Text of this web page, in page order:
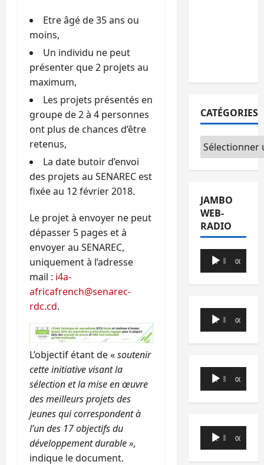
Etre âgé de 35 ans ou
moins,
Un individu ne peut
présenter que 2 projets au
maximum,
Les projets présentés en
groupe de 2 à 4 personnes
ont plus de chances d’être
retenus,
La date butoir d’envoi
des projets au SENAREC est
fixée au 12 février 2018.
Le projet à envoyer ne peut
dépasser 5 pages et à
envoyer au SENAREC,
uniquement à l’adresse
mail : i4a-
africafrench@senarec-
rdc.cd.
L’objectif étant de «soutenir
cette initiative visant la
sélection et la mise en œuvre
des meilleurs projets des
jeunes qui correspondent à
l’un des 17 objectifs du
développement durable »,
indique le document.
CATÉGORIES
Catégories
JAMBO
WEB-
RADIO
Lecteur
audio
00:00 00:00
Lecteur
audio
00:00 00:00
Lecteur
audio
00:00 00:00
Lecteur
audio
00:00 00:00